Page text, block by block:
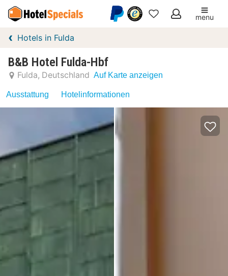
Meine
menu
Hotels in Fulda
B&B Hotel Fulda-Hbf
Fulda Deutschland Auf Karte anzeigen
Ausstattung Hotelinformationen